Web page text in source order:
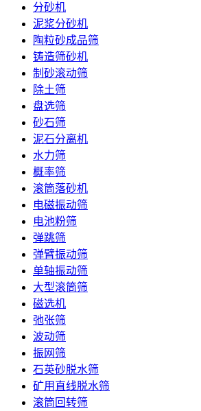
分砂机
泥浆分砂机
陶粒砂成品筛
铸造筛砂机
制砂滚动筛
除土筛
盘选筛
砂石筛
泥石分离机
水力筛
概率筛
滚筒落砂机
电磁振动筛
电池粉筛
弹跳筛
弹臂振动筛
单轴振动筛
大型滚筒筛
磁选机
弛张筛
波动筛
振网筛
石英砂脱水筛
矿用直线脱水筛
滚筒回转筛